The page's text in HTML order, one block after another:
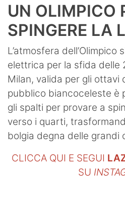
UN OLIMPICO
SPINGERE LA
L’atmosfera dell’Olimpico
elettrica per la sfida delle
Milan, valida per gli ottavi
pubblico biancoceleste è
gli spalti per provare a
verso i quarti,
bolgia degna delle grandi
CLICCA QUI E SEGUI
SU